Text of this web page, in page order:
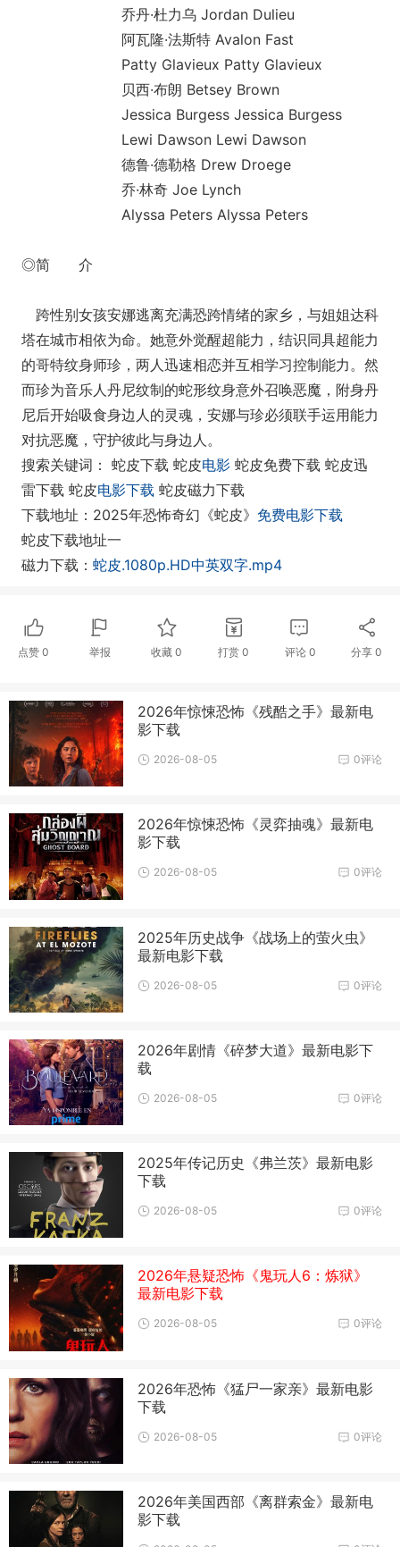
乔丹·杜力乌 Jordan Dulieu
阿瓦隆·法斯特 Avalon Fast
Patty Glavieux Patty Glavieux
贝西·布朗 Betsey Brown
Jessica Burgess Jessica Burgess
Lewi Dawson Lewi Dawson
德鲁·德勒格 Drew Droege
乔·林奇 Joe Lynch
Alyssa Peters Alyssa Peters
◎简 介
跨性别女孩安娜逃离充满恐跨情绪的家乡，与姐姐达科
塔在城市相依为命。她意外觉醒超能力，结识同具超能力
的哥特纹身师珍，两人迅速相恋并互相学习控制能力。然
而珍为音乐人丹尼纹制的蛇形纹身意外召唤恶魔，附身丹
尼后开始吸食身边人的灵魂，安娜与珍必须联手运用能力
对抗恶魔，守护彼此与身边人。
搜索关键词： 蛇皮下载 蛇皮电影 蛇皮免费下载 蛇皮迅
雷下载 蛇皮电影下载 蛇皮磁力下载
下载地址：2025年恐怖奇幻《蛇皮》 免费电影下载
蛇皮下载地址一
磁力下载： 蛇皮.1080p.HD中英双字.mp4
点赞 0 举报 收藏0 打赏 0 评论 0 分享0
2026年惊悚恐怖《残酷之手》最新电
影下载
0评论
2026-08-05
2026年惊悚恐怖《灵弈抽魂》最新电
影下载
0评论
2026-08-05
2025年历史战争《战场上的萤火虫》
最新电影下载
0评论
2026-08-05
2026年剧情《碎梦大道》最新电影下
载
0评论
2026-08-05
2025年传记历史《弗兰茨》最新电影
下载
0评论
2026-08-05
2026年悬疑恐怖《鬼玩人6：炼狱》
最新电影下载
0评论
2026-08-05
2026年恐怖《猛尸一家亲》最新电影
下载
0评论
2026-08-05
2026年美国西部《离群索金》最新电
影下载